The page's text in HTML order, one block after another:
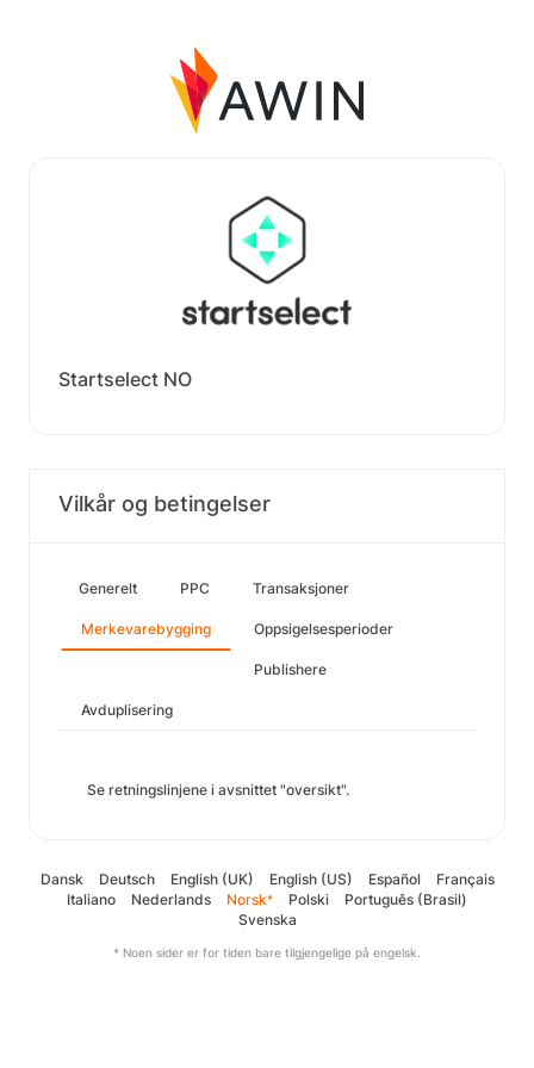
Startselect NO
Vilkår og betingelser
Generelt PPC Transaksjoner
Merkevarebygging Oppsigelsesperioder
Publishere
Avduplisering
Se retningslinjene i avsnittet "oversikt".
Dansk Deutsch English (UK) English (US) Español
Français
Italiano
Nederlands Norsk* Polski
Português (Brasil)
Svenska
* Noen sider er for tiden bare tilgjengelige på engelsk.